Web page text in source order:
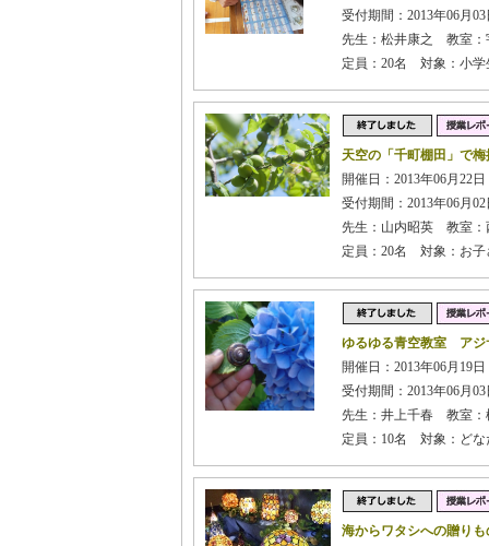
受付期間：2013年06月
先生：松井康之 教室：
定員：20名 対象：小学
天空の「千町棚田」で
開催日：2013年06月22
受付期間：2013年06月
先生：山内昭英 教室：
定員：20名 対象：お子
ゆるゆる青空教室 アジ
開催日：2013年06月19
受付期間：2013年06月
先生：井上千春 教室：
定員：10名 対象：どな
海からワタシへの贈り